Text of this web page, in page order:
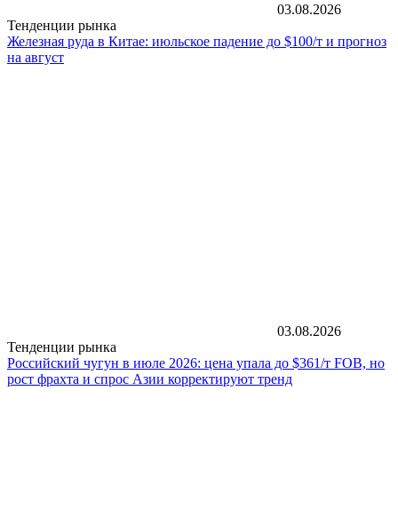
03.08.2026
Тенденции рынка
Железная руда в Китае: июльское падение до $100/т и прогноз
на август
03.08.2026
Тенденции рынка
Российский чугун в июле 2026: цена упала до $361/т FOB, но
рост фрахта и спрос Азии корректируют тренд